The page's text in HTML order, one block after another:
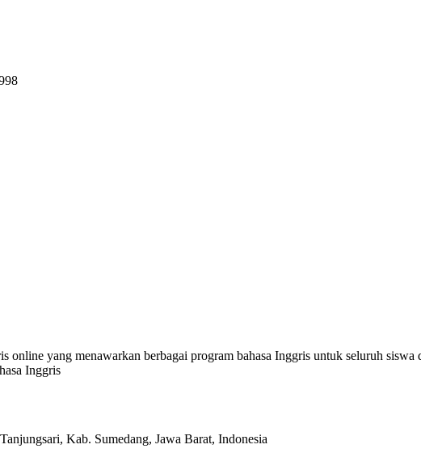
online yang menawarkan berbagai program bahasa Inggris untuk seluruh
Inggris
Kab. Sumedang, Jawa Barat, Indonesia